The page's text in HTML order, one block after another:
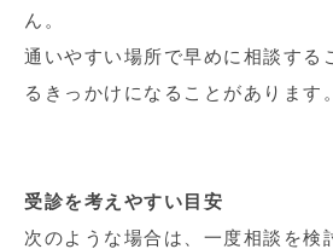
ん。
通いやすい場所で早めに相談する
るきっかけになることがあります。
受診を考えやすい目安
次のような場合は、一度相談を検